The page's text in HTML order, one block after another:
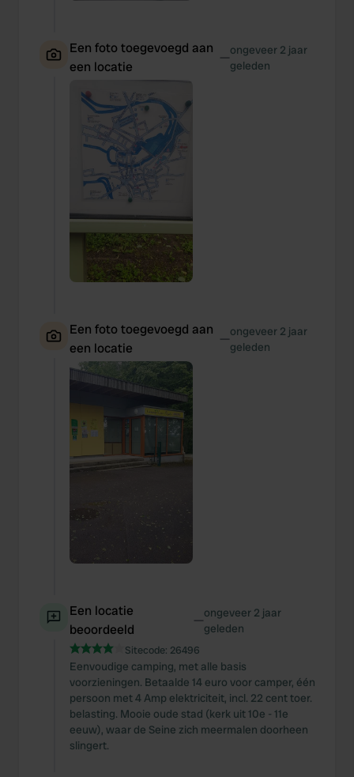
Een foto toegevoegd aan
een locatie
—ongeveer 2 jaar
geleden
Een foto toegevoegd aan
een locatie
—ongeveer 2 jaar
geleden
Een locatie
beoordeeld
—ongeveer 2 jaar
geleden
Sitecode: 26496
Eenvoudige camping, met alle basis
voorzieningen. Betaalde 14 euro voor camper, één
persoon met 4 Amp elektriciteit, incl. 22 cent toer.
belasting. Mooie oude stad (kerk uit 10e - 11e
eeuw), waar de Seine zich meermalen doorheen
slingert.